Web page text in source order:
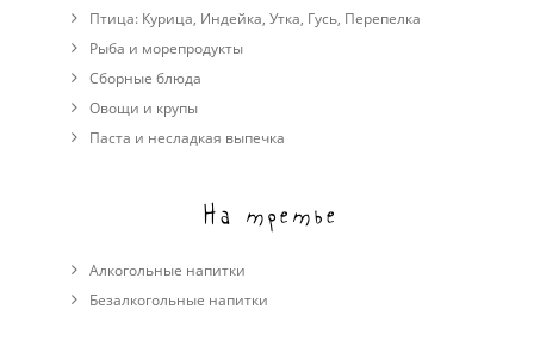
Птица: Курица, Индейка, Утка, Гусь, Перепелка
Рыба и морепродукты
Сборные блюда
Овощи и крупы
Паста и несладкая выпечка
На третье
Алкогольные напитки
Безалкогольные напитки